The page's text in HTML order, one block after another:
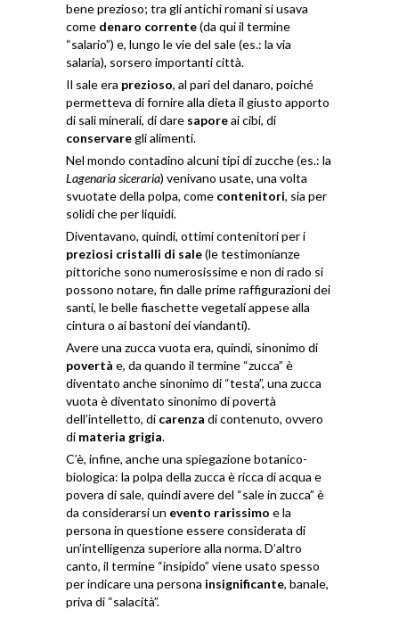
bene prezioso; tra gli antichi romani si usava
come denaro corrente(da qui il termine
“salario”) e, lungo le vie del sale (es.: la via
salaria), sorsero importanti città.
Il sale era prezioso, al pari del danaro, poiché
permetteva di fornire alla dieta il giusto apporto
di sali minerali, di dare saporeai cibi, di
conservaregli alimenti.
Nel mondo contadino alcuni tipi di zucche (es.: la
Lagenaria siceraria) venivano usate, una volta
svuotate della polpa, come contenitori, sia per
solidi che per liquidi.
Diventavano, quindi, ottimi contenitori per i
preziosi cristalli di sale(le testimonianze
pittoriche sono numerosissime e non di rado si
possono notare, fin dalle prime raffigurazioni dei
santi, le belle fiaschette vegetali appese alla
cintura o ai bastoni dei viandanti).
Avere una zucca vuota era, quindi, sinonimo di
povertà e, da quando il termine “zucca” è
diventato anche sinonimo di “testa”, una zucca
vuota è diventato sinonimo di povertà
dell’intelletto, di carenza di contenuto, ovvero
di materia grigia.
C’è, infine, anche una spiegazione botanico-
biologica: la polpa della zucca è ricca di acqua e
povera di sale, quindi avere del “sale in zucca” è
da considerarsi un evento rarissimo e la
persona in questione essere considerata di
un’intelligenza superiore alla norma. D’altro
canto, il termine “insipido” viene usato spesso
per indicare una persona insignificante, banale,
priva di “salacità”.